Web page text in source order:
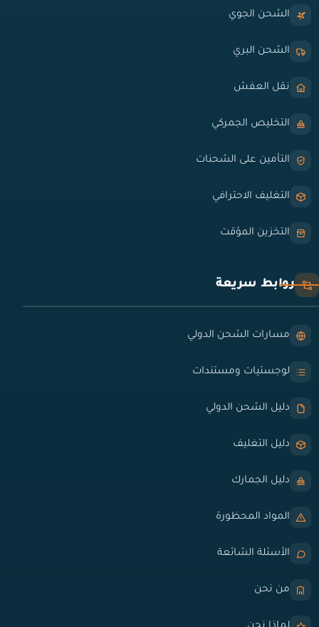
الشحن الجوي
الشحن البري
نقل العفش
التخليص الجمركي
التأمين على الشحنات
التغليف الاحترافي
التخزين المؤقت
روابط سريعة
مسارات الشحن الدولي
لوجستيات ومستندات
دليل الشحن الدولي
دليل التغليف
دليل الجمارك
المواد المحظورة
الأسئلة الشائعة
من نحن